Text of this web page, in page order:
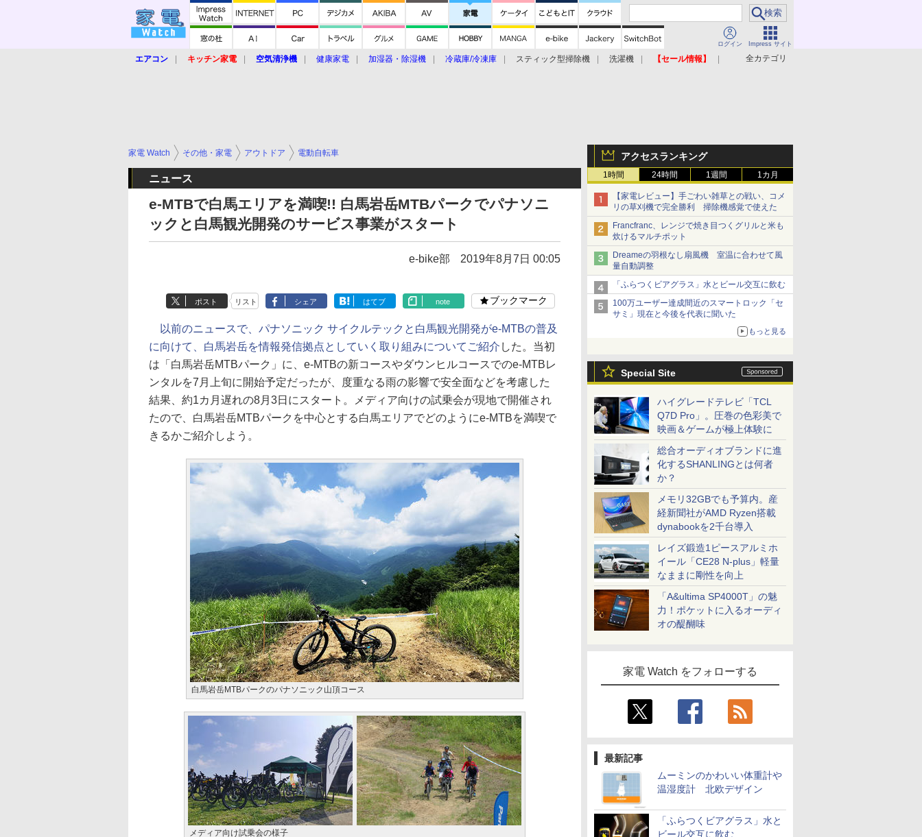
ログイン Impress サイト
全カテゴリ
エアコン キッチン家電 空気清浄機 健康家電 加湿器・除湿機 冷蔵庫/冷凍庫 スティック型掃除機 洗濯機
【セール情報】
アクセスランキング
1時間 24時間 1週間 1カ月
【家電レビュー】手ごわい雑草との戦い、コメ
リの草刈機で完全勝利 掃除機感覚で使えた
Francfranc、レンジで焼き目つくグリルと米も
炊けるマルチポット
Dreameの羽根なし扇風機 室温に合わせて風
量自動調整
「ふらつくビアグラス」水とビール交互に飲む
100万ユーザー達成間近のスマートロック「セ
サミ」現在と今後を代表に聞いた
もっと見る
Special Site
ハイグレードテレビ「TCL
Q7D Pro」。圧巻の色彩美で
映画＆ゲームが極上体験に
総合オーディオブランドに進
化するSHANLINGとは何者
か？
メモリ32GBでも予算内。産
経新聞社がAMD Ryzen搭載
dynabookを2千台導入
レイズ鍛造1ピースアルミホ
イール「CE28 N-plus」軽量
なままに剛性を向上
「A&ultima SP4000T」の魅
力！ポケットに入るオーディ
オの醍醐味
家電 Watch をフォローする
最新記事
ムーミンのかわいい体重計や
温湿度計 北欧デザイン
「ふらつくビアグラス」水と
ビール交互に飲む
家電 Watch その他・家電 アウトドア 電動自転車
ニュース
e-MTBで白馬エリアを満喫!! 白馬岩岳MTBパークでパナソニ
ックと白馬観光開発のサービス事業がスタート
e-bike部 2019年8月7日 00:05
ポスト リスト シェア はてブ note ブックマーク
以前のニュースで、パナソニック サイクルテックと白馬観光開発がe-MTBの普及
に向けて、白馬岩岳を情報発信拠点としていく取り組みについてご紹介 した。当初
は「白馬岩岳MTBパーク」に、e-MTBの新コースやダウンヒルコースでのe-MTBレ
ンタルを7月上旬に開始予定だったが、度重なる雨の影響で安全面などを考慮した
結果、約1カ月遅れの8月3日にスタート。メディア向けの試乗会が現地で開催され
たので、白馬岩岳MTBパークを中心とする白馬エリアでどのようにe-MTBを満喫で
きるかご紹介しよう。
白馬岩岳MTBパークのパナソニック山頂コース
メディア向け試乗会の様子